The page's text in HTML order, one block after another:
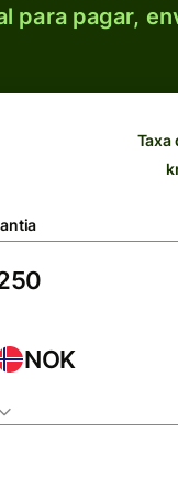
para pagar,
Taxa
NOK